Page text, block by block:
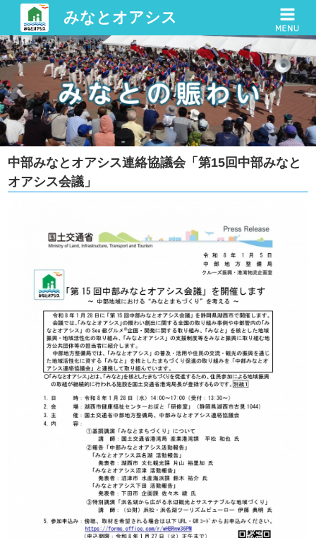
みなとオアシス
中部みなとオアシス連絡協議会「第15回中部みなと
オアシス会議」